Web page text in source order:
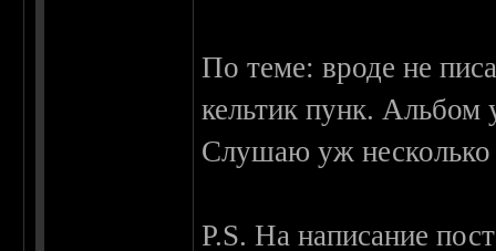
По теме: вроде не
кельтик пунк.
Слушаю уж несколько
P.S. На написание